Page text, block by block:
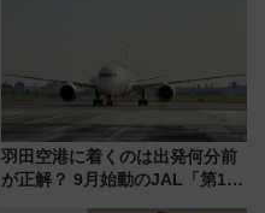
羽田空港に着くのは出発何分前
が正解？ 9月始動のJAL「第1タ